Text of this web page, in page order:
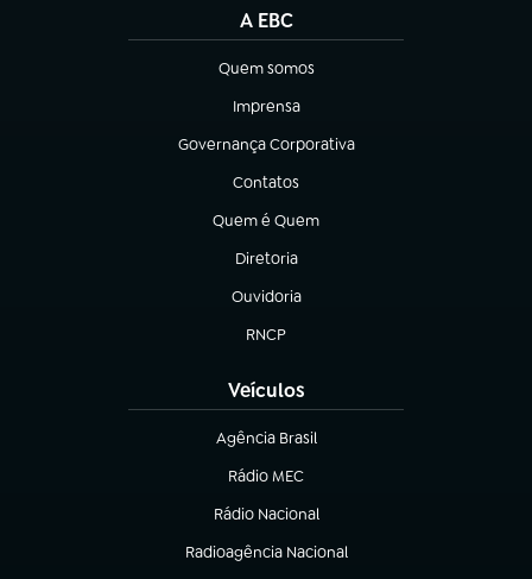
A EBC
Quem somos
(abre em nova aba)
Imprensa
(abre em nova aba)
Governança Corporativa
(abre em nova aba)
Contatos
(abre em nova aba)
Quem é Quem
(abre em nova aba)
Diretoria
(abre em nova aba)
Ouvidoria
(abre em nova aba)
RNCP
(abre em nova aba)
Veículos
Agência Brasil
(abre em nova aba)
Rádio MEC
Rádio Nacional
(abre em nova aba)
Radioagência Nacional
(abre em nova aba)